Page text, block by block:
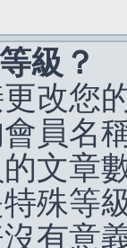
級？
改您
員名
文章
殊等
有意